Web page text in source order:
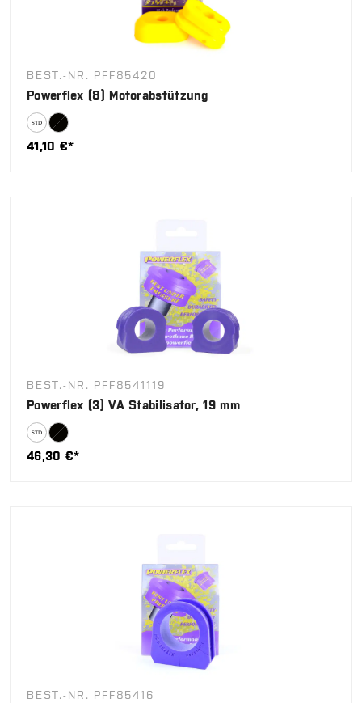
BEST.-NR. PFF85420
Powerflex (8) Motorabstützung
41,10 €*
BEST.-NR. PFF8541119
Powerflex (3) VA Stabilisator, 19 mm
46,30 €*
BEST.-NR. PFF85416